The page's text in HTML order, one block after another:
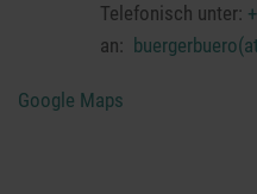
Telefonisch unter:
an:
Google Maps